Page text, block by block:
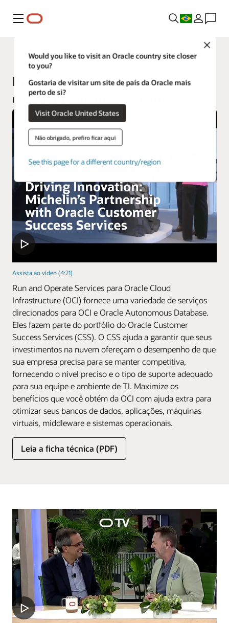
Menu
Close
Would you like to visit an Oracle country site closer
to you?
Gostaria de visitar um site de país da Oracle mais
perto de si?
Visit Oracle United States
Não obrigado, prefiro ficar aqui
See this page for a different country/region
Operate
Run and Operate Services para
Oracle Cloud Infrastructure
Assista ao vídeo (4:21)
Run and Operate Services para Oracle Cloud
Infrastructure (OCI) fornece uma variedade de serviços
direcionados para OCI e Oracle Autonomous Database.
Eles fazem parte do portfólio do Oracle Customer
Success Services (CSS). O CSS ajuda a garantir que seus
investimentos na nuvem ofereçam o desempenho de que
sua empresa precisa para se manter competitiva,
fornecendo o nível preciso e o tipo de suporte adequado
para sua equipe e ambiente de TI. Maximize os
benefícios que você obtém da OCI com ajuda extra para
otimizar seus bancos de dados, aplicações, máquinas
virtuais, middleware e sistemas operacionais.
Leia a ficha técnica (PDF)